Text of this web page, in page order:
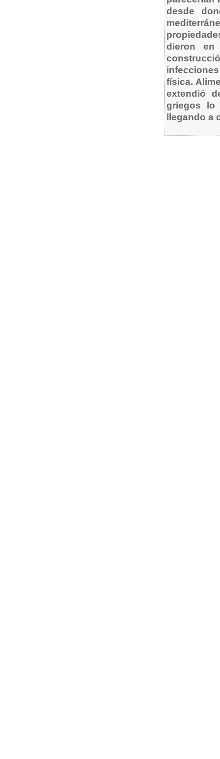
desde
dieron en
física.
extendió
griegos lo
llegando a